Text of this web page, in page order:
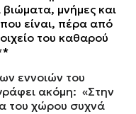
μνήμες και
είναι, πέρα από
του καθαρού
εννοιών του
ακόμη: «Στην
του χώρου συχνά